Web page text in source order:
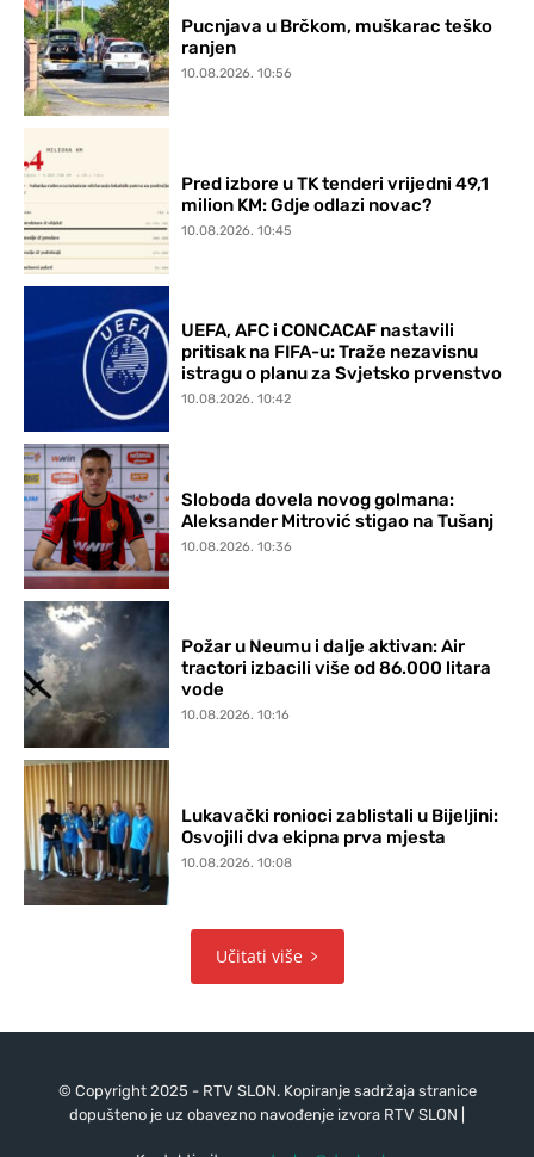
Pucnjava u Brčkom, muškarac teško
ranjen
10.08.2026. 10:56
Pred izbore u TK tenderi vrijedni 49,1
milion KM: Gdje odlazi novac?
10.08.2026. 10:45
UEFA, AFC i CONCACAF nastavili
pritisak na FIFA-u: Traže nezavisnu
istragu o planu za Svjetsko prvenstvo
10.08.2026. 10:42
Sloboda dovela novog golmana:
Aleksander Mitrović stigao na Tušanj
10.08.2026. 10:36
Požar u Neumu i dalje aktivan: Air
tractori izbacili više od 86.000 litara
vode
10.08.2026. 10:16
Lukavački ronioci zablistali u Bijeljini:
Osvojili dva ekipna prva mjesta
10.08.2026. 10:08
Učitati više
© Copyright 2025 - RTV SLON. Kopiranje sadržaja stranice
dopušteno je uz obavezno navođenje izvora RTV SLON |